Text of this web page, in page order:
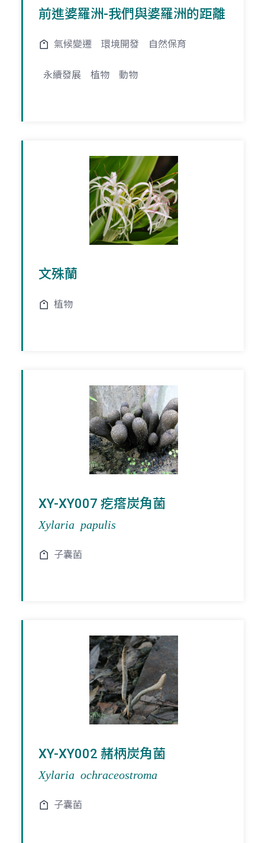
前進婆羅洲-我們與婆羅洲的距離
氣候變遷 環境開發 自然保育
永續發展 植物 動物
文殊蘭
植物
XY-XY007 疙瘩炭角菌
Xylaria papulis
子囊菌
XY-XY002 赭柄炭角菌
Xylaria ochraceostroma
子囊菌